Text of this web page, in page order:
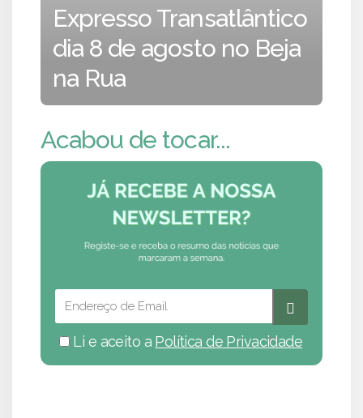
Expresso Transatlântico
dia 8 de agosto no Beja
na Rua
Acabou de tocar...
Li e aceito a Política de Privacidade